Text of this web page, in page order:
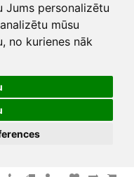
Jums personalizētu
mūsu
no kurienes nāk